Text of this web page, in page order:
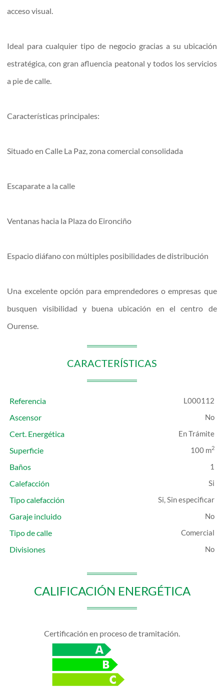
acceso visual.
Ideal para cualquier tipo de negocio gracias a su ubicación
estratégica, con gran afluencia peatonal y todos los servicios
a pie de calle.
Características principales:
Situado en Calle La Paz, zona comercial consolidada
Escaparate a la calle
Ventanas hacia la Plaza do Eironciño
Espacio diáfano con múltiples posibilidades de distribución
Una excelente opción para emprendedores o empresas que
busquen visibilidad y buena ubicación en el centro de
Ourense.
CARACTERÍSTICAS
Referencia L000112
Ascensor
Cert. Energética
En Trámite
Superficie 100 m2
Baños 1
Calefacción
Tipo calefacción
Si, Sin especificar
Garaje incluido
Tipo de calle
Comercial
Divisiones
CALIFICACIÓN ENERGÉTICA
Certificación en proceso de tramitación.